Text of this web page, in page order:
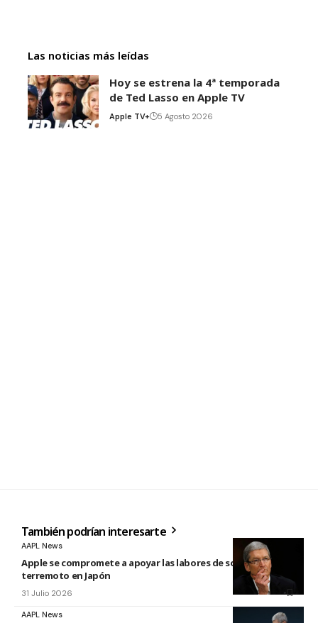
Las noticias más leídas
Hoy se estrena la 4ª temporada
de Ted Lasso en Apple TV
Apple TV+ 5 Agosto 2026
También podrían interesarte
AAPL News
Apple se compromete a apoyar las labores de socorro tras el
terremoto en Japón
31 Julio 2026
AAPL News